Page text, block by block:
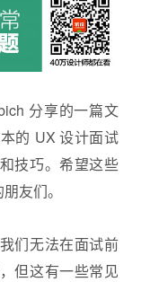
分享的一篇文
的 UX 设计面试
技巧。希望这些
友们。
们无法在面试前
但这有一些常见